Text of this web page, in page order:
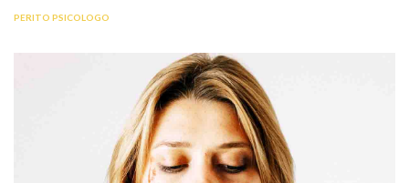
PERITO PSICOLOGO